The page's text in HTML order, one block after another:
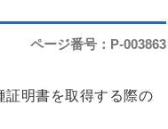
ページ番号：P-003863
証明書を取得する際の